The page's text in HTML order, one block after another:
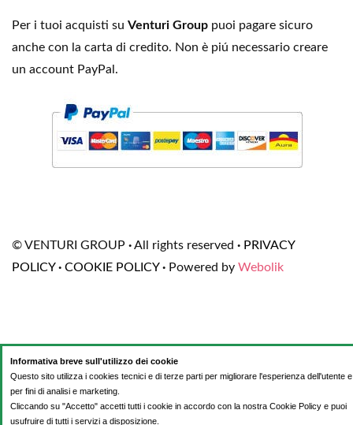
Per i tuoi acquisti su Venturi Group puoi pagare sicuro
anche con la carta di credito. Non è piú necessario creare
un account PayPal.
© VENTURI GROUP ·All rights reserved · PRIVACY
POLICY · COOKIE POLICY · Powered by Webolik
Informativa breve sull'utilizzo dei cookie
Questo sito utilizza i cookies tecnici e di terze parti per migliorare l'esperienza dell'utente e
per fini di analisi e marketing.
Cliccando su "Accetto" accetti tutti i cookie in accordo con la nostra Cookie Policy e puoi
usufruire di tutti i servizi a disposizione.